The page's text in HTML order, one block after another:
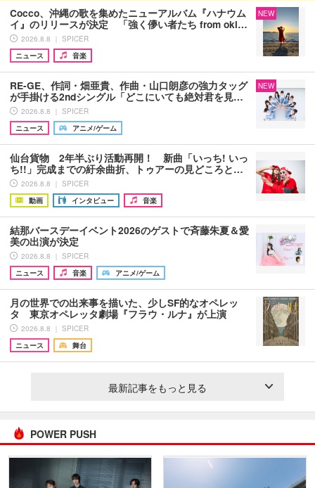
Cocco、沖縄の歌を集めたニューアルバム『ハナウム
イ』のリリースが決定 「強く儚い者たち from oki…
2026.8.8 ｜ SPICER
ニュース
音楽
NEW
RE-GE、作詞・畑亜貴、作曲・山口朗彦の強力タッグ
が手掛ける2ndシングル「どこにいても絶対君を見…
2026.8.8 ｜ SPICER
ニュース
アニメ/ゲーム
NEW
仙台貨物 2年半ぶり活動再開！ 新曲「いっち! いっ
ち!!」完成までの紆余曲折、トゥアーの見どころと…
2026.8.8 ｜ SPICER
動画
インタビュー 音楽
結那バースデーイベント2026のゲストで斉藤朱夏＆愛
美の出演が決定
2026.8.8 ｜ SPICER
ニュース
音楽 アニメ/ゲーム
月の世界での出来事を描いた、少しSF的なオペレッ
タ 東京オペレッタ劇場『フラウ・ルナ』が上演
2026.8.8 ｜ SPICER
ニュース
舞台
最新記事をもっと見る
POWER PUSH